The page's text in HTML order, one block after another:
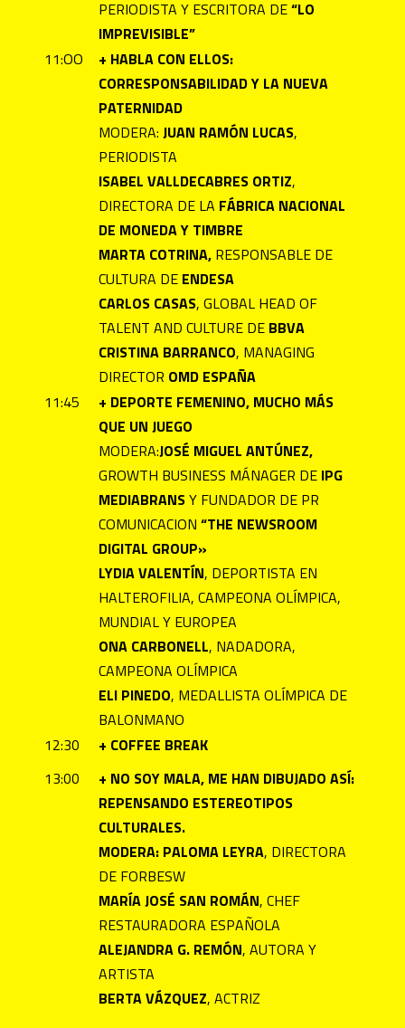
PERIODISTA Y ESCRITORA DE“LO
IMPREVISIBLE”
11:OO
+ HABLA CON ELLOS:
CORRESPONSABILIDAD Y LA NUEVA
PATERNIDAD
MODERA: JUAN RAMÓN LUCAS,
PERIODISTA
ISABEL VALLDECABRES ORTIZ,
DIRECTORA DE LA FÁBRICA NACIONAL
DE MONEDA Y TIMBRE
MARTA COTRINA, RESPONSABLE DE
CULTURA DEENDESA
CARLOS CASAS, GLOBAL HEAD OF
TALENT AND CULTURE DE BBVA
CRISTINA BARRANCO, MANAGING
DIRECTOR OMD ESPAÑA
11:45
+ DEPORTE FEMENINO, MUCHO MÁS
QUE UN JUEGO
MODERA:JOSÉ MIGUEL ANTÚNEZ,
GROWTH BUSINESS MÁNAGER DE IPG
MEDIABRANSY FUNDADOR DE PR
COMUNICACION “THE NEWSROOM
DIGITAL GROUP»
LYDIA VALENTÍN, DEPORTISTA EN
HALTEROFILIA, CAMPEONA OLÍMPICA,
MUNDIAL Y EUROPEA
ONA CARBONELL, NADADORA,
CAMPEONA OLÍMPICA
ELI PINEDO, MEDALLISTA OLÍMPICA DE
BALONMANO
12:30
+ COFFEE BREAK
13:00
+ NO SOY MALA, ME HAN DIBUJADO ASÍ:
REPENSANDO ESTEREOTIPOS
CULTURALES.
MODERA: PALOMA LEYRA, DIRECTORA
DE FORBESW
MARÍA JOSÉ SAN ROMÁN, CHEF
RESTAURADORA ESPAÑOLA
ALEJANDRA G. REMÓN, AUTORA Y
ARTISTA
BERTA VÁZQUEZ, ACTRIZ